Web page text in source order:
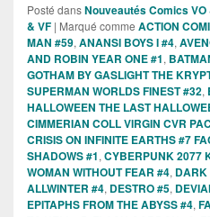
Posté dansNouveautés Comics VO
& VF | Marqué comme ACTION
MAN #59, ANANSI BOYS I #4,
AND ROBIN YEAR ONE #1,
GOTHAM BY GASLIGHT THE
SUPERMAN WORLDS FINEST #32,
HALLOWEEN THE LAST
CIMMERIAN COLL VIRGIN CVR
CRISIS ON INFINITE EARTHS #7
SHADOWS #1, CYBERPUNK 2077
WOMAN WITHOUT FEAR #4, DARK
ALLWINTER #4, DESTRO #5,
EPITAPHS FROM THE ABYSS #4,